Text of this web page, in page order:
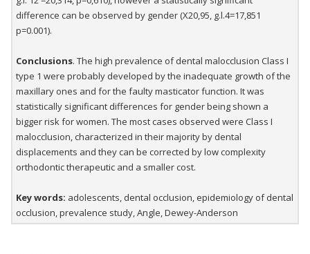
difference can be observed by gender (X20,95, g.l.4=17,851
p=0.001).
Conclusions. The high prevalence of dental malocclusion Class I
type 1 were probably developed by the inadequate growth of the
maxillary ones and for the faulty masticator function. It was
statistically significant differences for gender being shown a
bigger risk for women. The most cases observed were Class I
malocclusion, characterized in their majority by dental
displacements and they can be corrected by low complexity
orthodontic therapeutic and a smaller cost.
Key words: adolescents, dental occlusion, epidemiology of dental
occlusion, prevalence study, Angle, Dewey-Anderson